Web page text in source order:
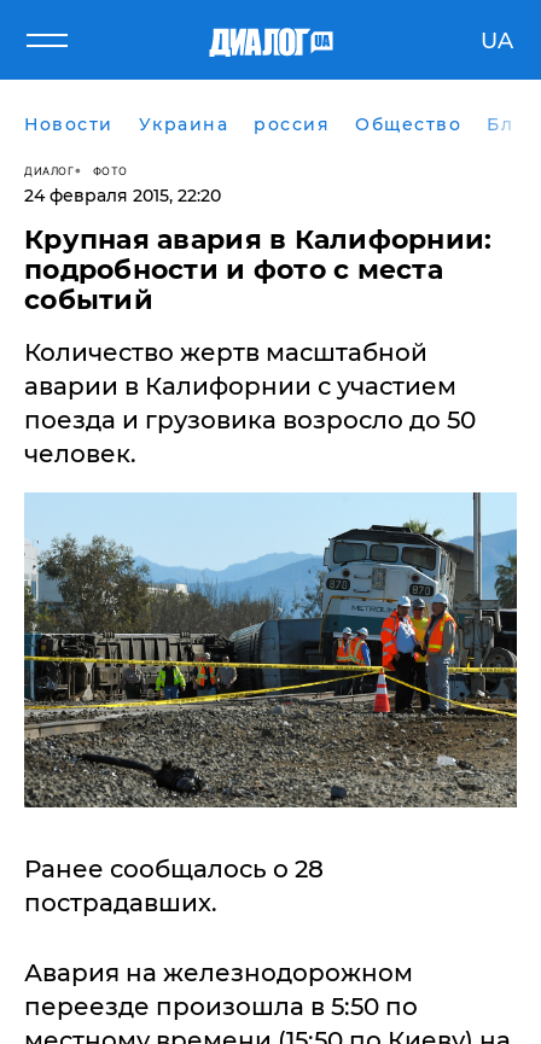
UA
Новости Украина россия Общество
ДИАЛОГ ФОТО
24 февраля 2015, 22:20
Крупная авария в Калифорнии:
подробности и фото с места
событий
Количество жертв масштабной
аварии в Калифорнии с участием
поезда и грузовика возросло до 50
человек.
Ранее сообщалось о 28
пострадавших.
Авария на железнодорожном
переезде произошла в 5:50 по